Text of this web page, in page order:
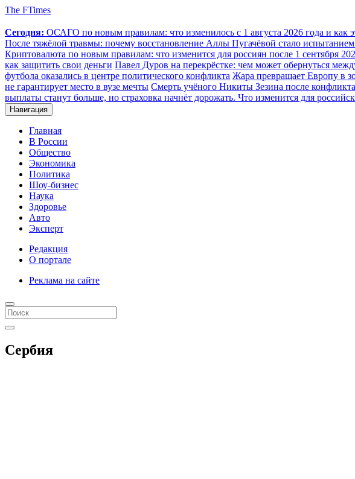
The FTimes
Сегодня: ОСАГО по новым правилам: что изменилось с 1 августа 2026 года и как
После тяжёлой травмы: почему восстановление Аллы Пугачёвой стало испытанием
Криптовалюта по новым правилам: что изменится для россиян после 1 сентября
как защитить свои деньги Павел Дуров на перекрёстке: чем может обернуться
футбола оказались в центре политического конфликта Жара превращает Европу в
не гарантирует место в вузе мечты Смерть учёного Никиты Зезина после
выплаты станут больше, но страховка начнёт дорожать. Что изменится для
Навигация
Главная
В России
Общество
Экономика
Политика
Шоу-бизнес
Наука
Здоровье
Авто
Эксперт
Редакция
О портале
Реклама на сайте
Сербия